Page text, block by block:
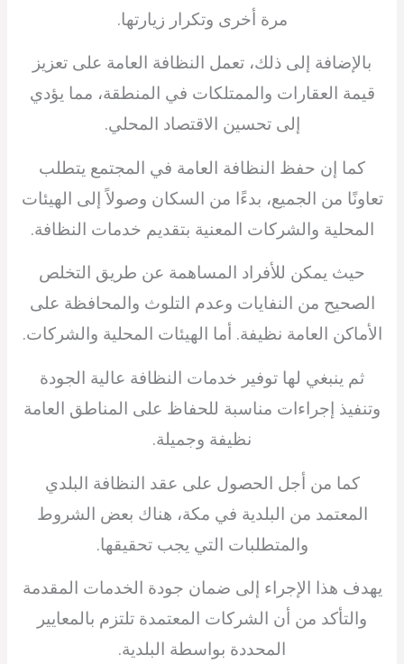
مرة أخرى وتكرار زيارتها.
بالإضافة إلى ذلك، تعمل النظافة العامة على تعزيز
قيمة العقارات والممتلكات في المنطقة، مما يؤدي
إلى تحسين الاقتصاد المحلي.
كما إن حفظ النظافة العامة في المجتمع يتطلب
تعاونًا من الجميع، بدءًا من السكان وصولاً إلى الهيئات
المحلية والشركات المعنية بتقديم خدمات النظافة.
حيث يمكن للأفراد المساهمة عن طريق التخلص
الصحيح من النفايات وعدم التلوث والمحافظة على
الأماكن العامة نظيفة. أما الهيئات المحلية والشركات.
ثم ينبغي لها توفير خدمات النظافة عالية الجودة
وتنفيذ إجراءات مناسبة للحفاظ على المناطق العامة
نظيفة وجميلة.
كما من أجل الحصول على عقد النظافة البلدي
المعتمد من البلدية في مكة، هناك بعض الشروط
والمتطلبات التي يجب تحقيقها.
يهدف هذا الإجراء إلى ضمان جودة الخدمات المقدمة
والتأكد من أن الشركات المعتمدة تلتزم بالمعايير
المحددة بواسطة البلدية.